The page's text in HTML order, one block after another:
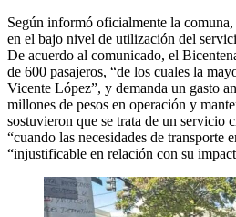
Según informó oficialmente la
en el bajo nivel de utilización del
De acuerdo al comunicado, el
de 600 pasajeros, “de los cuales la
Vicente López”, y demanda un gasto
millones de pesos en operación y
sostuvieron que se trata de un servicio
“cuando las necesidades de transporte
“injustificable en relación con su